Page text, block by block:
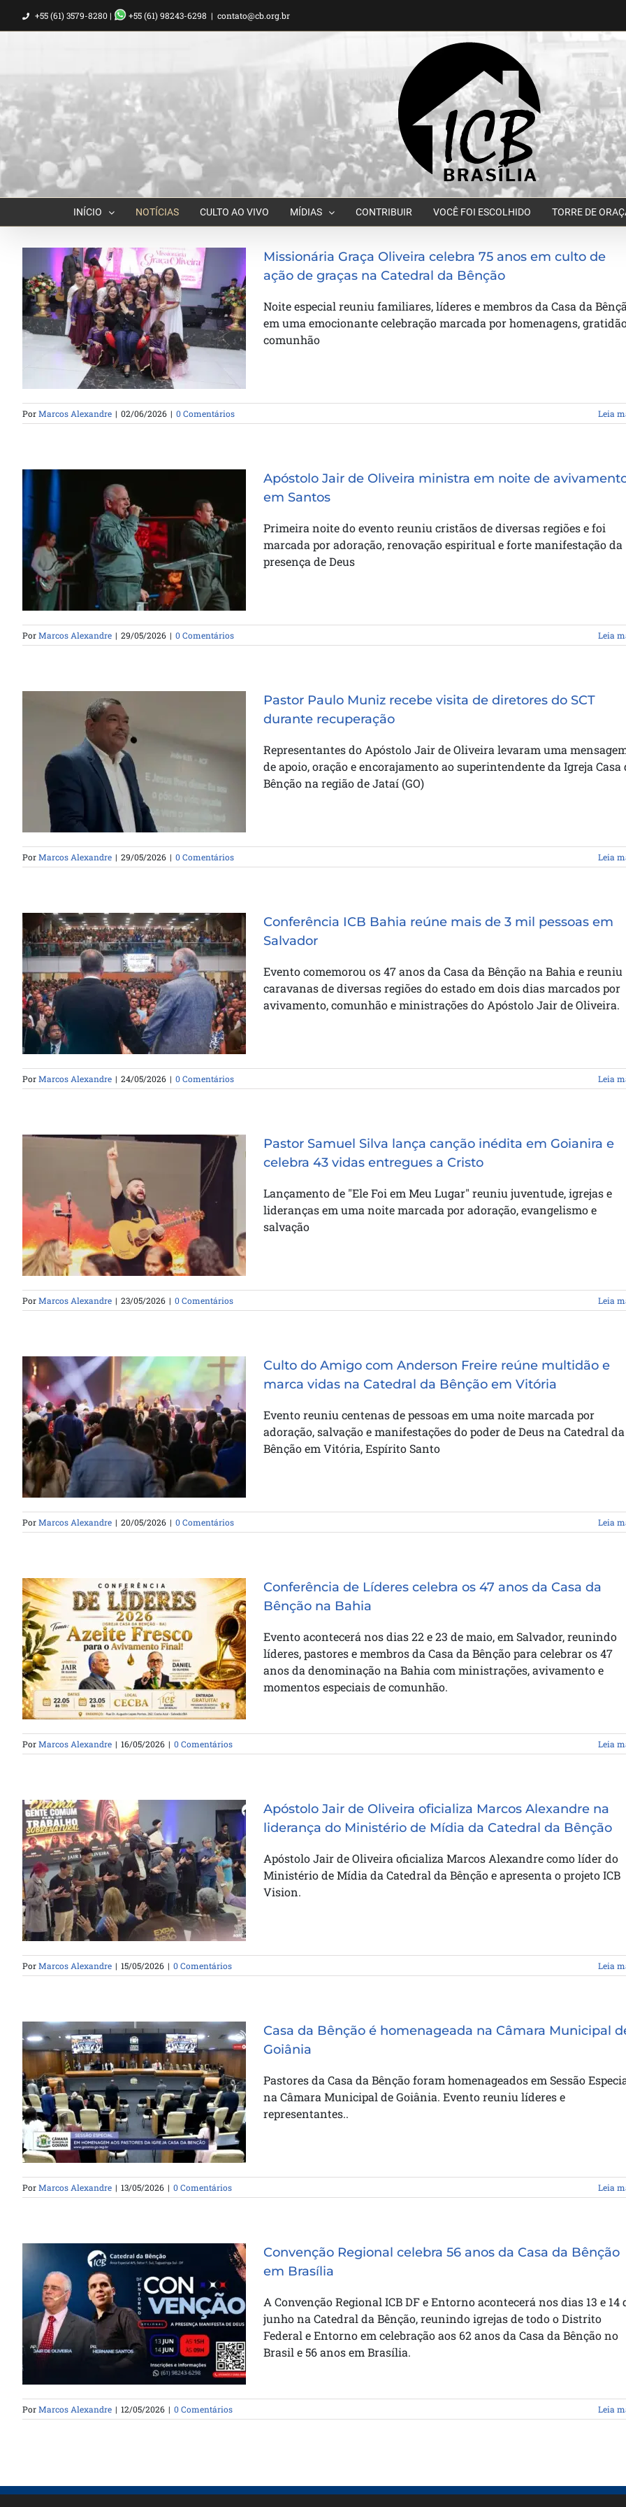
para
+55 (61) 3579-8280 | +55 (61) 98243-6298 | contato@cb.org.br
INÍCIO NOTÍCIAS CULTO AO VIVO MÍDIAS CONTRIBUIR VOCÊ FOI ESCOLHIDO TORRE DE
Missionária Graça Oliveira celebra
75 anos em culto de ação de
graças na Catedral da Bênção
Missionária Graça Oliveira celebra 75 anos em culto de
ação de graças na Catedral da Bênção
Noite especial reuniu familiares, líderes e membros da Casa da
em uma emocionante celebração marcada por homenagens,
comunhão
PorMarcos Alexandre | 02/06/2026 | 0 Comentários Leia
Apóstolo Jair de Oliveira ministra
em noite de avivamento em
Santos
Apóstolo Jair de Oliveira ministra em noite de
em Santos
Primeira noite do evento reuniu cristãos de diversas regiões e foi
marcada por adoração, renovação espiritual e forte manifestação da
presença de Deus
PorMarcos Alexandre | 29/05/2026 | 0 Comentários Leia
Pastor Paulo Muniz recebe visita
de diretores do SCT durante
recuperação
Pastor Paulo Muniz recebe visita de diretores do SCT
durante recuperação
Representantes do Apóstolo Jair de Oliveira levaram uma
de apoio, oração e encorajamento ao superintendente da Igreja Casa
Bênção na região de Jataí (GO)
PorMarcos Alexandre | 29/05/2026 | 0 Comentários Leia
Conferência ICB Bahia reúne
mais de 3 mil pessoas em
Salvador
Conferência ICB Bahia reúne mais de 3 mil pessoas em
Salvador
Evento comemorou os 47 anos da Casa da Bênção na Bahia e reuniu
caravanas de diversas regiões do estado em dois dias marcados por
avivamento, comunhão e ministrações do Apóstolo Jair de Oliveira.
PorMarcos Alexandre | 24/05/2026 | 0 Comentários Leia
Pastor Samuel Silva lança canção
inédita em Goianira e celebra 43
vidas entregues a Cristo
Pastor Samuel Silva lança canção inédita em Goianira e
celebra 43 vidas entregues a Cristo
Lançamento de "Ele Foi em Meu Lugar" reuniu juventude, igrejas e
lideranças em uma noite marcada por adoração, evangelismo e
salvação
PorMarcos Alexandre | 23/05/2026 | 0 Comentários Leia
Culto do Amigo com Anderson
Freire reúne multidão e marca
vidas na Catedral da Bênção em
Vitória
Culto do Amigo com Anderson Freire reúne multidão e
marca vidas na Catedral da Bênção em Vitória
Evento reuniu centenas de pessoas em uma noite marcada por
adoração, salvação e manifestações do poder de Deus na Catedral da
Bênção em Vitória, Espírito Santo
PorMarcos Alexandre | 20/05/2026 | 0 Comentários Leia
Conferência de Líderes celebra os
47 anos da Casa da Bênção na
Bahia
Conferência de Líderes celebra os 47 anos da Casa da
Bênção na Bahia
Evento acontecerá nos dias 22 e 23 de maio, em Salvador, reunindo
líderes, pastores e membros da Casa da Bênção para celebrar os 47
anos da denominação na Bahia com ministrações, avivamento e
momentos especiais de comunhão.
PorMarcos Alexandre | 16/05/2026 | 0 Comentários Leia
Apóstolo Jair de Oliveira oficializa
Marcos Alexandre na liderança do
Ministério de Mídia da Catedral
da Bênção
Apóstolo Jair de Oliveira oficializa Marcos Alexandre na
liderança do Ministério de Mídia da Catedral da Bênção
Apóstolo Jair de Oliveira oficializa Marcos Alexandre como líder do
Ministério de Mídia da Catedral da Bênção e apresenta o projeto ICB
Vision.
PorMarcos Alexandre | 15/05/2026 | 0 Comentários Leia
Casa da Bênção é homenageada
na Câmara Municipal de Goiânia
Casa da Bênção é homenageada na Câmara Municipal
Goiânia
Pastores da Casa da Bênção foram homenageados em Sessão
na Câmara Municipal de Goiânia. Evento reuniu líderes e
representantes..
PorMarcos Alexandre | 13/05/2026 | 0 Comentários Leia
Convenção Regional celebra 56
anos da Casa da Bênção em
Brasília
Convenção Regional celebra 56 anos da Casa da Bênção
em Brasília
A Convenção Regional ICB DF e Entorno acontecerá nos dias 13 e 14
junho na Catedral da Bênção, reunindo igrejas de todo o Distrito
Federal e Entorno em celebração aos 62 anos da Casa da Bênção no
Brasil e 56 anos em Brasília.
PorMarcos Alexandre | 12/05/2026 | 0 Comentários Leia